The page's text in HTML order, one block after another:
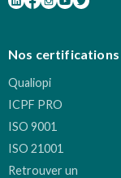
Nos certifications
Qualiopi
ICPF PRO
ISO 9001
ISO 21001
Retrouver un